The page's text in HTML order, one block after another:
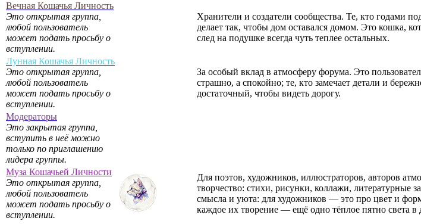
Вечная Кошачья Личность
Это открытая группа,
любой пользователь
может подать просьбу о
вступлении.
Хранители и создатели сообщества. Те, кто годами
делает так, чтобы дом оставался домом. Это кошка,
след на подушке всегда чуть теплее остальных.
Лунная Кошачья Личность
Это открытая группа,
любой пользователь
может подать просьбу о
вступлении.
За особый вклад в атмосферу форума. Это
страшно, а спокойно; те, кто замечает детали и
достаточный, чтобы видеть дорогу.
Модераторы
Это закрытая группа,
вступить в неё можно
только по приглашению
лидера группы.
Муза Кошачьей Личности
Это открытая группа,
любой пользователь
может подать просьбу о
вступлении.
Для поэтов, художников, иллюстраторов, авторов
творчество: стихи, рисунки, коллажи, литературные
смысла и уюта: для художников — это про цвет и
каждое их творение — ещё одно тёплое пятно света в